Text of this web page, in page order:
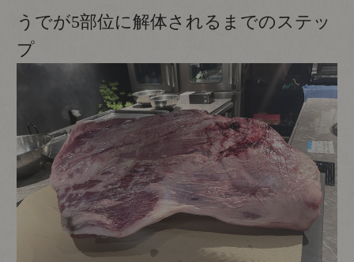
うでが5部位に解体されるまでのステッ
プ